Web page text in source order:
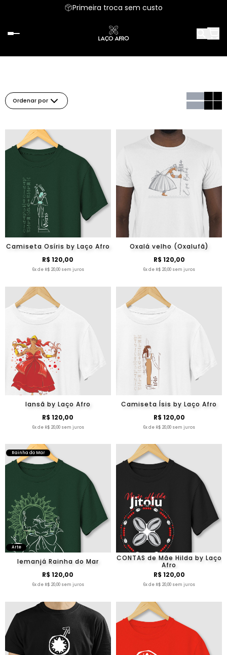
Primeira troca sem custo
Ordenar por
Camiseta Osíris by Laço Afro
R$ 120,00
6x de R$ 20,00 sem juros
Oxalá velho (Oxalufã)
R$ 120,00
6x de R$ 20,00 sem juros
Iansã by Laço Afro
R$ 120,00
6x de R$ 20,00 sem juros
Camiseta Ísis by Laço Afro
R$ 120,00
6x de R$ 20,00 sem juros
Rainha do Mar
Arte
Iemanjá Rainha do Mar
R$ 120,00
6x de R$ 20,00 sem juros
CONTAS de Mãe Hilda by Laço
Afro
R$ 120,00
6x de R$ 20,00 sem juros